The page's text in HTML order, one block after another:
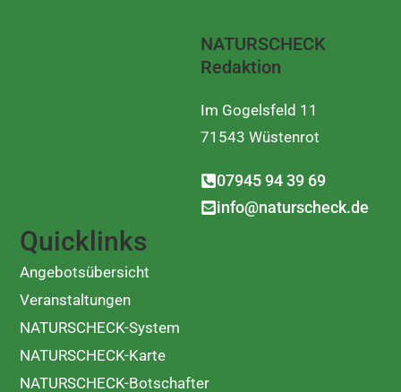
NATURSCHECK
Redaktion
Im Gogelsfeld 11
71543 Wüstenrot
07945 94 39 69
info@naturscheck.de
Quicklinks
Angebotsübersicht
Veranstaltungen
NATURSCHECK-System
NATURSCHECK-Karte
NATURSCHECK-Botschafter